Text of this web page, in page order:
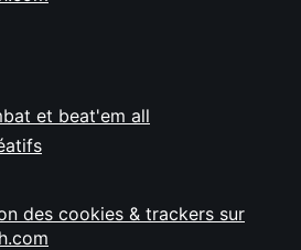
et beat'em all
des cookies & trackers sur